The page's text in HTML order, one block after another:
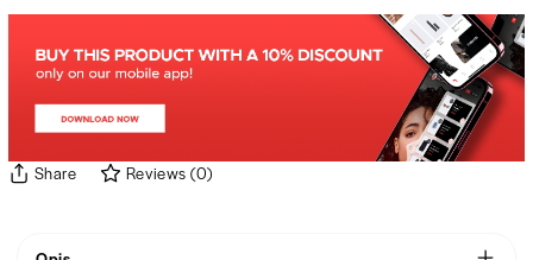
Share Reviews (0)